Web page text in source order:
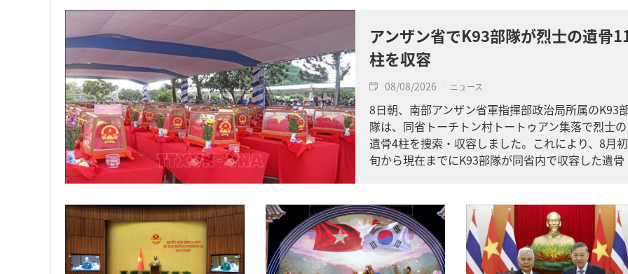
アンザン省でK93部隊が烈士の遺骨
柱を収容
08/08/2026 ニュース
8日朝、南部アンザン省軍指揮部政治局所属のK93
隊は、同省トーチトン村トートゥアン集落で烈士の
遺骨4柱を捜索・収容しました。これにより、8月初
旬から現在までにK93部隊が同省内で収容した遺骨